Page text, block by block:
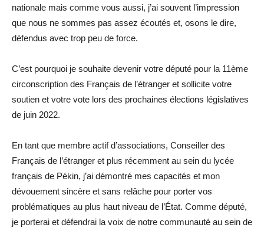
nationale mais comme vous aussi, j’ai souvent l’impression
que nous ne sommes pas assez écoutés et, osons le dire,
défendus avec trop peu de force.
C’est pourquoi je souhaite devenir votre député pour la 11ème
circonscription des Français de l’étranger et sollicite votre
soutien et votre vote lors des prochaines élections législatives
de juin 2022.
En tant que membre actif d’associations, Conseiller des
Français de l’étranger et plus récemment au sein du lycée
français de Pékin, j’ai démontré mes capacités et mon
dévouement sincère et sans relâche pour porter vos
problématiques au plus haut niveau de l’État. Comme député,
je porterai et défendrai la voix de notre communauté au sein de